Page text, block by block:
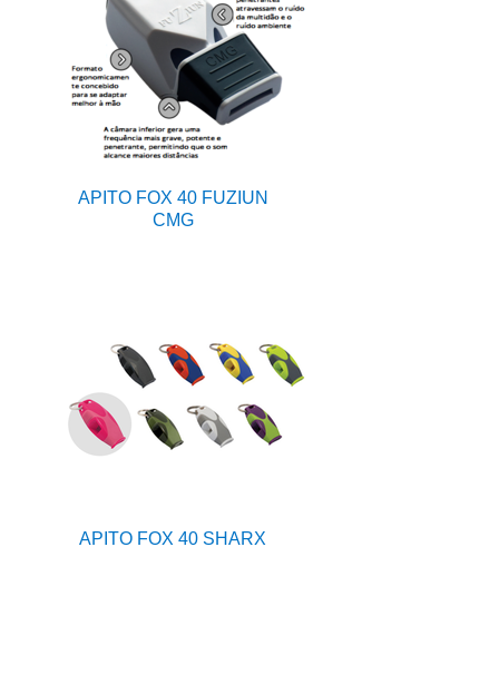
APITO FOX 40 FUZIUN
CMG
APITO FOX 40 SHARX